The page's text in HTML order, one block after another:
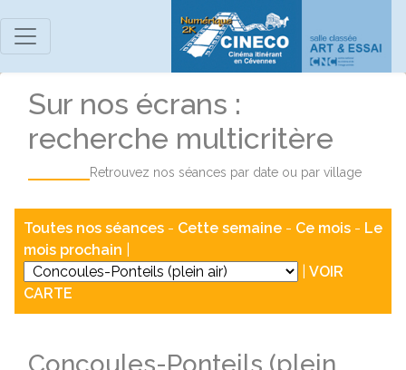
Sur nos écrans :
recherche multicritère
Retrouvez nos séances par date ou par village
Toutes nos séances - Cette semaine - Ce mois - Le
mois prochain
VOIR
CARTE